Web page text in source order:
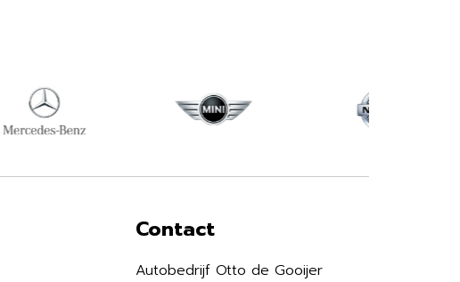
Contact
Autobedrijf Otto de Gooijer